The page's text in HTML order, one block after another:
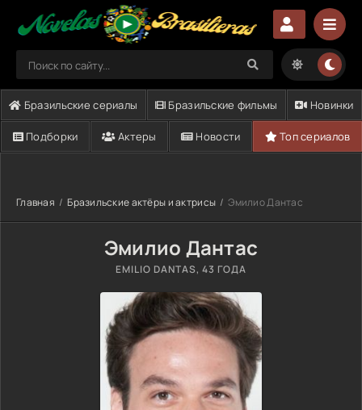
Бразильские сериалы Бразильские фильмы Новинки
Подборки Актеры Новости Топ сериалов
Главная Бразильские актёры и актрисы Эмилио Дантас
Эмилио Дантас
EMILIO DANTAS, 43 ГОДА